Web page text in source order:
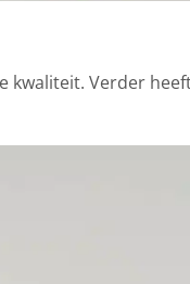
kwaliteit. Verder